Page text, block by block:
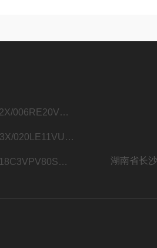
PGP2-2X/006RE20VE4德国力士乐Rexroth内齿轮泵R900932129
PGH4-3X/020LE11VU2德国力士乐Rexroth内齿轮泵R901283006
0513R18C3VPV80SM21HYB05德国力士乐Rexroth液压叶片泵0513800248